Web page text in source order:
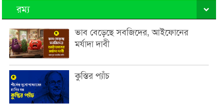
রম্য
ভাব বেড়েছে সবজিদের, আইফোনের
মর্যাদা দাবী
কুস্তির প্যাঁচ